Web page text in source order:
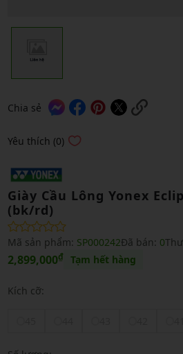
Chia sẻ
Yêu thích (0)
Giày Cầu Lông Yonex
(bk/rd)
Mã sản phẩm: SP000242Đã bán: 0
2,899,000₫ Tạm hết hàng
Kích cỡ: